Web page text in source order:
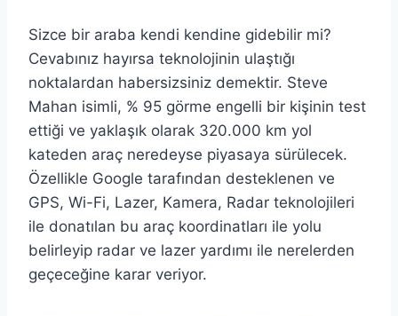
Sizce bir araba kendi kendine gidebilir mi?
Cevabınız hayırsa teknolojinin ulaştığı
noktalardan habersizsiniz demektir. Steve
Mahan isimli, % 95 görme engelli bir kişinin test
ettiği ve yaklaşık olarak 320.000 km yol
kateden araç neredeyse piyasaya sürülecek.
Özellikle Google tarafından desteklenen ve
GPS, Wi-Fi, Lazer, Kamera, Radar teknolojileri
ile donatılan bu araç koordinatları ile yolu
belirleyip radar ve lazer yardımı ile nerelerden
geçeceğine karar veriyor.